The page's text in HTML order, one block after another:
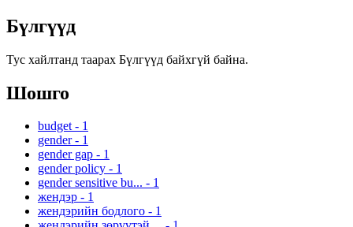
Бүлгүүд
Тус хайлтанд таарах Бүлгүүд байхгүй байна.
Шошго
budget - 1
gender - 1
gender gap - 1
gender policy - 1
gender sensitive bu... - 1
жендэр - 1
жендэрийн бодлого - 1